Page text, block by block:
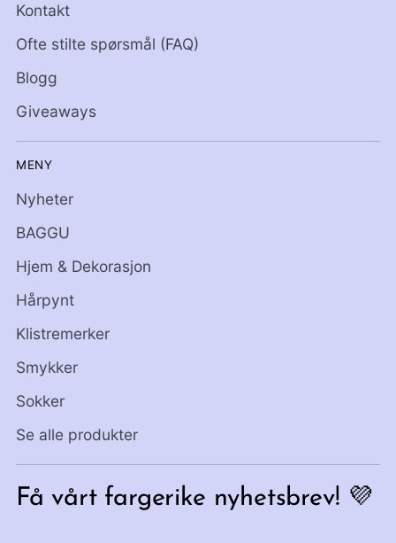
Kontakt
Ofte stilte spørsmål (FAQ)
Blogg
Giveaways
MENY
Nyheter
BAGGU
Hjem & Dekorasjon
Hårpynt
Klistremerker
Smykker
Sokker
Se alle produkter
Få vårt fargerike nyhetsbrev! 💜